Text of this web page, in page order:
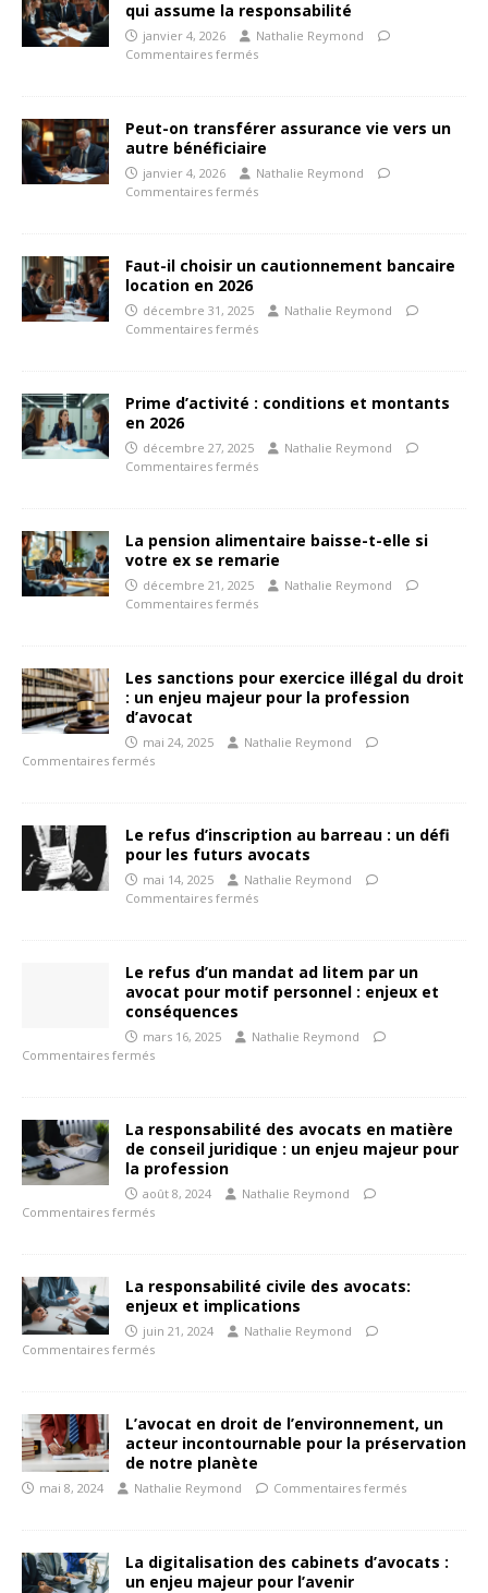
qui assume la responsabilité
janvier 4, 2026
Nathalie Reymond
Commentaires fermés
Peut-on transférer assurance vie vers un
autre bénéficiaire
janvier 4, 2026
Nathalie Reymond
Commentaires fermés
Faut-il choisir un cautionnement bancaire
location en 2026
décembre 31, 2025
Nathalie Reymond
Commentaires fermés
Prime d’activité : conditions et montants
en 2026
décembre 27, 2025
Nathalie Reymond
Commentaires fermés
La pension alimentaire baisse-t-elle si
votre ex se remarie
décembre 21, 2025
Nathalie Reymond
Commentaires fermés
Les sanctions pour exercice illégal du droit
: un enjeu majeur pour la profession
d’avocat
mai 24, 2025
Nathalie Reymond
Commentaires fermés
Le refus d’inscription au barreau : un défi
pour les futurs avocats
mai 14, 2025
Nathalie Reymond
Commentaires fermés
Le refus d’un mandat ad litem par un
avocat pour motif personnel : enjeux et
conséquences
mars 16, 2025
Nathalie Reymond
Commentaires fermés
La responsabilité des avocats en matière
de conseil juridique : un enjeu majeur pour
la profession
août 8, 2024
Nathalie Reymond
Commentaires fermés
La responsabilité civile des avocats:
enjeux et implications
juin 21, 2024
Nathalie Reymond
Commentaires fermés
L’avocat en droit de l’environnement, un
acteur incontournable pour la préservation
de notre planète
mai 8, 2024 Nathalie Reymond Commentaires fermés
La digitalisation des cabinets d’avocats :
un enjeu majeur pour l’avenir